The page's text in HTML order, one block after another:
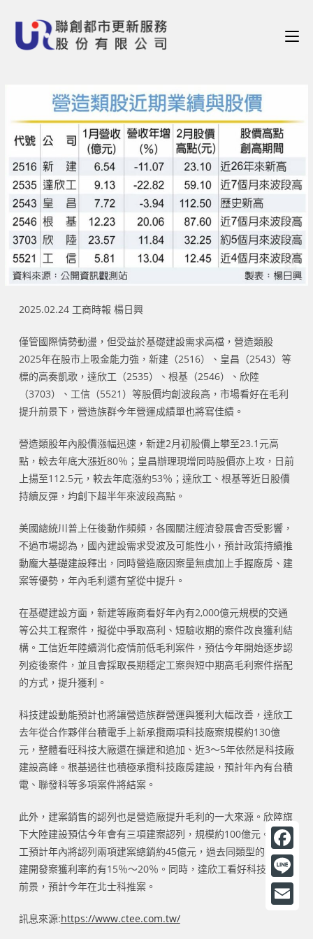
2025.02.24 工商時報 楊日興
僅管國際情勢動盪，但受益於基礎建設需求高檔，營造類股
2025年在股市上吸金能力強，新建（2516）、皇昌（2543）等
標的高奏凱歌，達欣工（2535）、根基（2546）、欣陸
（3703）、工信（5521）等股價均創波段高，市場看好在毛利
提升前景下，營造族群今年營運成績單也將寫佳績。
營造類股年內股價漲幅迅速，新建2月初股價上攀至23.1元高
點，較去年底大漲近80％；皇昌辦理現增同時股價亦上攻，日前
上揚至112.5元，較去年底漲約53％；達欣工、根基等近日股價
持續反彈，均創下超半年來波段高點。
美國總統川普上任後動作頻頻，各國關注經濟發展會否受影響，
不過市場認為，國內建設需求受波及可能性小，預計政策持續推
動龐大基礎建設釋出，同時營造廠因案量無虞加上手握廠房、建
案等優勢，年內毛利還有望從中提升。
在基礎建設方面，新建等廠商看好年內有2,000億元規模的交通
等公共工程案件，擬從中爭取高利、短驗收期的案件改良獲利結
構。工信近年陸續消化疫情前低毛利案件，預估今年開始逐步認
列疫後案件，並且會採取長期穩定工案與短中期高毛利案件搭配
的方式，提升獲利。
科技建設動能預計也將讓營造族群營運與獲利大幅改善，達欣工
去年從合作夥伴台積電手上新承攬兩項科技廠案規模約130億
元，整體看旺科技大廠還在擴建和追加、近3～5年依然是科技廠
建設高峰。根基過往也積極承攬科技廠房建設，預計年內有台積
電、聯發科等多項案件將結案。
此外，建案銷售的認列也是營造廠提升毛利的一大來源。欣陸旗
下大陸建設預估今年會有三項建案認列，規模約100億元。達欣
工預計年內將認列兩項建案總銷約45億元，過去同類型的自地自
建開發案獲利率約有15％～20％。同時，達欣工看好科技園區
前景，預計今年在北士科推案。
訊息來源:https://www.ctee.com.tw/
F
a
c
L